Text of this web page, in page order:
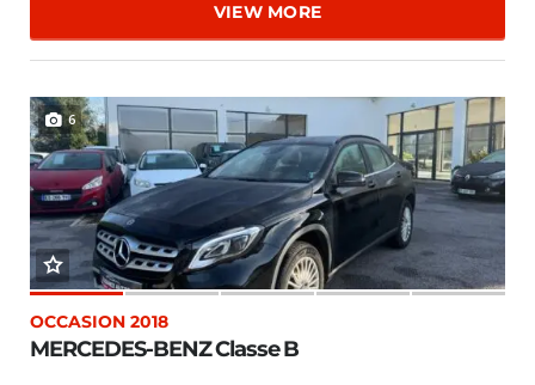
VIEW MORE
6
OCCASION 2018
MERCEDES-BENZ Classe B